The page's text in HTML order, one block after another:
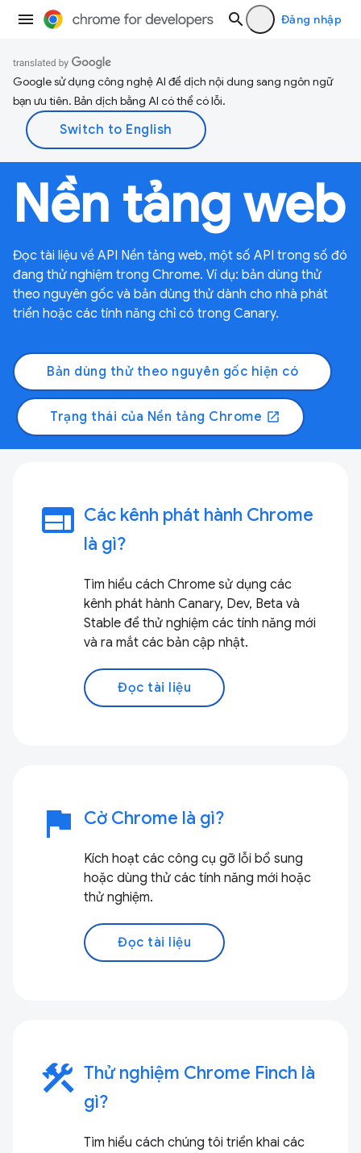
Đăng nhập
Google sử dụng công nghệ AI để dịch nội dung sang ngôn ngữ
bạn ưu tiên. Bản dịch bằng AI có thể có lỗi.
Nền tảng web
Đọc tài liệu về API Nền tảng web, một số API trong số đó
đang thử nghiệm trong Chrome. Ví dụ: bản dùng thử
theo nguyên gốc và bản dùng thử dành cho nhà phát
triển hoặc các tính năng chỉ có trong Canary.
Bản dùng thử theo nguyên gốc hiện có
Trạng thái của Nền tảng Chrome open_in_new
web Các kênh phát hành Chrome
là gì?
Tìm hiểu cách Chrome sử dụng các
kênh phát hành Canary, Dev, Beta và
Stable để thử nghiệm các tính năng mới
và ra mắt các bản cập nhật.
Đọc tài liệu
flag Cờ Chrome là gì?
Kích hoạt các công cụ gỡ lỗi bổ sung
hoặc dùng thử các tính năng mới hoặc
thử nghiệm.
Đọc tài liệu
construction Thử nghiệm Chrome Finch là
gì?
Tìm hiểu cách chúng tôi triển khai các